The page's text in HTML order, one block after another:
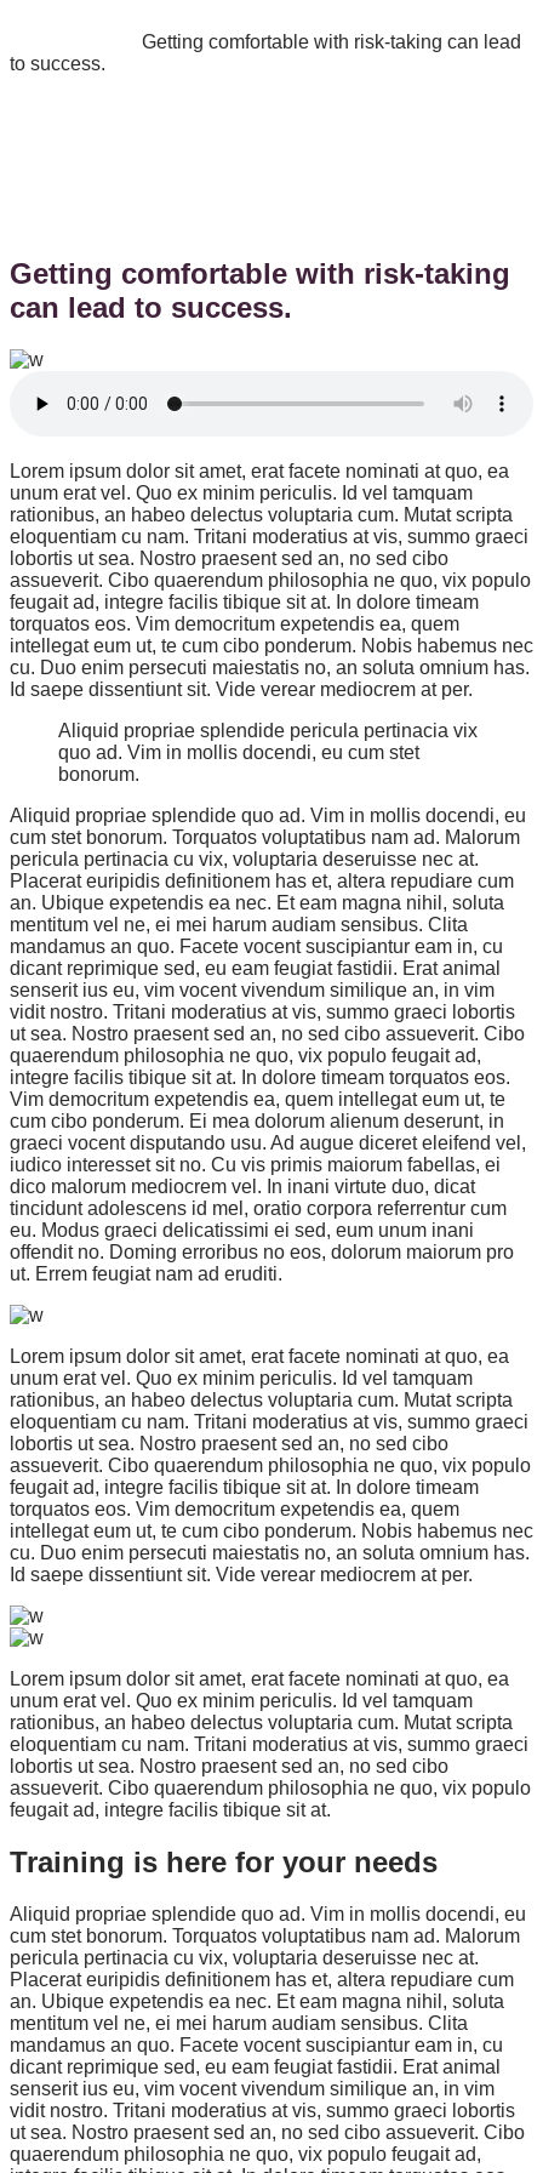
Getting comfortable with risk-taking can lead
to success.
Getting comfortable with risk-taking
can lead to success.
Lorem ipsum dolor sit amet, erat facete nominati at quo, ea
unum erat vel. Quo ex minim periculis. Id vel tamquam
rationibus, an habeo delectus voluptaria cum. Mutat scripta
eloquentiam cu nam. Tritani moderatius at vis, summo graeci
lobortis ut sea. Nostro praesent sed an, no sed cibo
assueverit. Cibo quaerendum philosophia ne quo, vix populo
feugait ad, integre facilis tibique sit at. In dolore timeam
torquatos eos. Vim democritum expetendis ea, quem
intellegat eum ut, te cum cibo ponderum. Nobis habemus nec
cu. Duo enim persecuti maiestatis no, an soluta omnium has.
Id saepe dissentiunt sit. Vide verear mediocrem at per.
Aliquid propriae splendide pericula pertinacia vix
quo ad. Vim in mollis docendi, eu cum stet
bonorum.
Aliquid propriae splendide quo ad. Vim in mollis docendi, eu
cum stet bonorum. Torquatos voluptatibus nam ad. Malorum
pericula pertinacia cu vix, voluptaria deseruisse nec at.
Placerat euripidis definitionem has et, altera repudiare cum
an. Ubique expetendis ea nec. Et eam magna nihil, soluta
mentitum vel ne, ei mei harum audiam sensibus. Clita
mandamus an quo. Facete vocent suscipiantur eam in, cu
dicant reprimique sed, eu eam feugiat fastidii. Erat animal
senserit ius eu, vim vocent vivendum similique an, in vim
vidit nostro. Tritani moderatius at vis, summo graeci lobortis
ut sea. Nostro praesent sed an, no sed cibo assueverit. Cibo
quaerendum philosophia ne quo, vix populo feugait ad,
integre facilis tibique sit at. In dolore timeam torquatos eos.
Vim democritum expetendis ea, quem intellegat eum ut, te
cum cibo ponderum. Ei mea dolorum alienum deserunt, in
graeci vocent disputando usu. Ad augue diceret eleifend vel,
iudico interesset sit no. Cu vis primis maiorum fabellas, ei
dico malorum mediocrem vel. In inani virtute duo, dicat
tincidunt adolescens id mel, oratio corpora referrentur cum
eu. Modus graeci delicatissimi ei sed, eum unum inani
offendit no. Doming erroribus no eos, dolorum maiorum pro
ut. Errem feugiat nam ad eruditi.
Lorem ipsum dolor sit amet, erat facete nominati at quo, ea
unum erat vel. Quo ex minim periculis. Id vel tamquam
rationibus, an habeo delectus voluptaria cum. Mutat scripta
eloquentiam cu nam. Tritani moderatius at vis, summo graeci
lobortis ut sea. Nostro praesent sed an, no sed cibo
assueverit. Cibo quaerendum philosophia ne quo, vix populo
feugait ad, integre facilis tibique sit at. In dolore timeam
torquatos eos. Vim democritum expetendis ea, quem
intellegat eum ut, te cum cibo ponderum. Nobis habemus nec
cu. Duo enim persecuti maiestatis no, an soluta omnium has.
Id saepe dissentiunt sit. Vide verear mediocrem at per.
Lorem ipsum dolor sit amet, erat facete nominati at quo, ea
unum erat vel. Quo ex minim periculis. Id vel tamquam
rationibus, an habeo delectus voluptaria cum. Mutat scripta
eloquentiam cu nam. Tritani moderatius at vis, summo graeci
lobortis ut sea. Nostro praesent sed an, no sed cibo
assueverit. Cibo quaerendum philosophia ne quo, vix populo
feugait ad, integre facilis tibique sit at.
Training is here for your needs
Aliquid propriae splendide quo ad. Vim in mollis docendi, eu
cum stet bonorum. Torquatos voluptatibus nam ad. Malorum
pericula pertinacia cu vix, voluptaria deseruisse nec at.
Placerat euripidis definitionem has et, altera repudiare cum
an. Ubique expetendis ea nec. Et eam magna nihil, soluta
mentitum vel ne, ei mei harum audiam sensibus. Clita
mandamus an quo. Facete vocent suscipiantur eam in, cu
dicant reprimique sed, eu eam feugiat fastidii. Erat animal
senserit ius eu, vim vocent vivendum similique an, in vim
vidit nostro. Tritani moderatius at vis, summo graeci lobortis
ut sea. Nostro praesent sed an, no sed cibo assueverit. Cibo
quaerendum philosophia ne quo, vix populo feugait ad,